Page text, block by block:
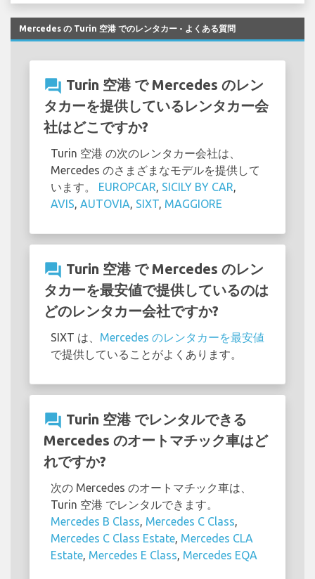
Mercedes の Turin 空港 でのレンタカー - よくある質問
question_answer Turin 空港 で Mercedes のレン
タカーを提供しているレンタカー会
社はどこですか?
Turin 空港 の次のレンタカー会社は、
Mercedes のさまざまなモデルを提供して
います。 EUROPCAR, SICILY BY CAR,
AVIS, AUTOVIA, SIXT, MAGGIORE
question_answer Turin 空港 で Mercedes のレン
タカーを最安値で提供しているのは
どのレンタカー会社ですか?
SIXT は、 Mercedes のレンタカーを最安値
で提供していることがよくあります。
question_answer Turin 空港 でレンタルできる
Mercedes のオートマチック車はど
れですか?
次の Mercedes のオートマチック車は、
Turin 空港 でレンタルできます。
Mercedes B Class, Mercedes C Class,
Mercedes C Class Estate, Mercedes CLA
Estate, Mercedes E Class, Mercedes EQA